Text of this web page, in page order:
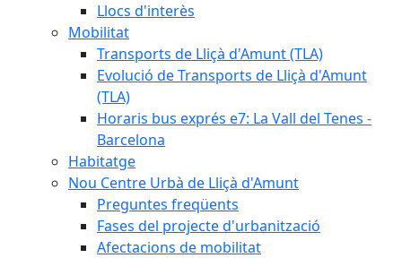
Llocs d'interès
Mobilitat
Transports de Lliçà d'Amunt (TLA)
Evolució de Transports de Lliçà d'Amunt
(TLA)
Horaris bus exprés e7: La Vall del Tenes -
Barcelona
Habitatge
Nou Centre Urbà de Lliçà d'Amunt
Preguntes freqüents
Fases del projecte d'urbanització
Afectacions de mobilitat